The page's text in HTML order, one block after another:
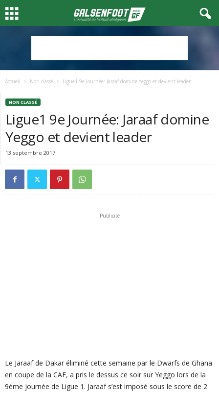
Accueil Non classé Ligue1 9e Journée: Jaraaf domine Yeggo et devient leader
NON CLASSÉ
Ligue1 9e Journée: Jaraaf domine
Yeggo et devient leader
13 septembre 2017
Publicité
Le Jaraaf de Dakar éliminé cette semaine par le Dwarfs de Ghana
en coupe de la CAF, a pris le dessus ce soir sur Yeggo lors de la
9éme journée de Ligue 1. Jaraaf s’est imposé sous le score de 2